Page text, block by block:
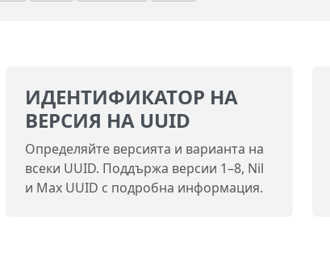
ИДЕНТИФИКАТОР НА
ВЕРСИЯ НА UUID
Определяйте версията и варианта на
всеки UUID. Поддържа версии 1–8, Nil
и Max UUID с подробна информация.